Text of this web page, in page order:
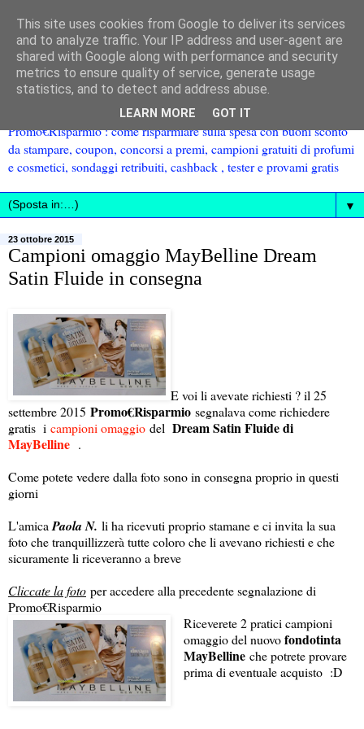
Promo€Risparmio : come risparmiare sulla spesa con buoni sconto
da stampare, coupon, concorsi a premi, campioni gratuiti di profumi
e cosmetici, sondaggi retribuiti, cashback , tester e provami gratis
▼
23 ottobre 2015
Campioni omaggio MayBelline Dream
Satin Fluide in consegna
E voi li avevate richiesti ? il 25
settembre 2015 Promo€Risparmio segnalava come richiedere
gratis i campioni omaggio del Dream Satin Fluide di
MayBelline .
Come potete vedere dalla foto sono in consegna proprio in questi
giorni
L'amica Paola N. li ha ricevuti proprio stamane e ci invita la sua
foto che tranquillizzerà tutte coloro che li avevano richiesti e che
sicuramente li riceveranno a breve
Cliccate la foto per accedere alla precedente segnalazione di
Promo€Risparmio
Riceverete 2 pratici campioni
omaggio del nuovofondotinta
MayBellineche potrete provare
prima di eventuale acquisto :D
This site uses cookies from Google to deliver its services
and to analyze traffic. Your IP address and user-agent are
shared with Google along with performance and security
metrics to ensure quality of service, generate usage
statistics, and to detect and address abuse.
LEARN MORE GOT IT